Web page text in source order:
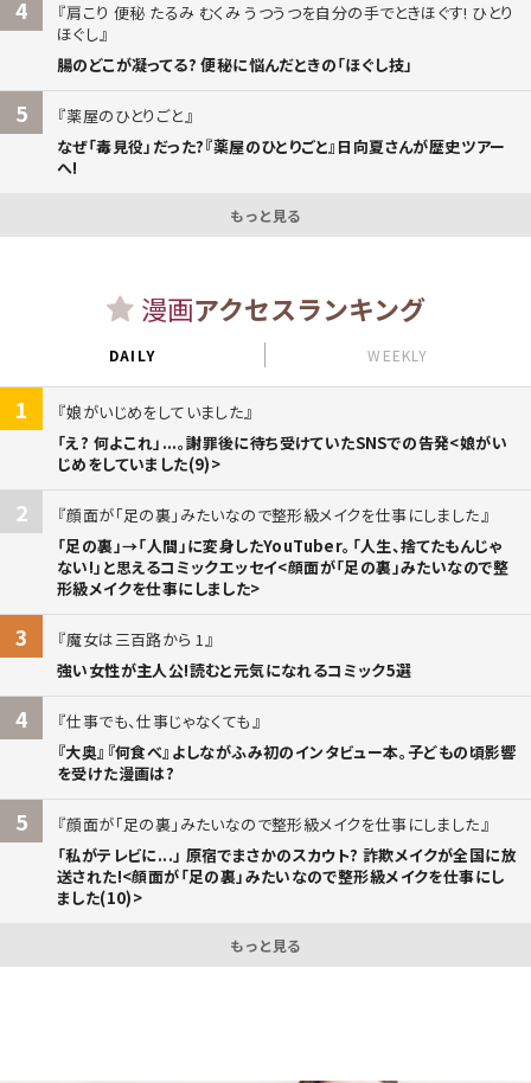
4
肩こり 便秘 たるみ むくみ うつうつを自分の手でときほぐす! ひとり
ほぐし
腸のどこが凝ってる? 便秘に悩んだときの「ほぐし技」
5
薬屋のひとりごと
なぜ「毒見役」だった?『薬屋のひとりごと』日向夏さんが歴史ツアー
へ!
もっと見る
漫画アクセスランキング
DAILY WEEKLY
1
娘がいじめをしていました
「え? 何よこれ」...。謝罪後に待ち受けていたSNSでの告発<娘がい
じめをしていました(9)>
2
顔面が「足の裏」みたいなので整形級メイクを仕事にしました
「足の裏」→「人間」に変身したYouTuber。「人生、捨てたもんじゃ
ない!」と思えるコミックエッセイ<顔面が「足の裏」みたいなので整
形級メイクを仕事にしました>
3
魔女は三百路から 1
強い女性が主人公!読むと元気になれるコミック5選
4
仕事でも、仕事じゃなくても
『大奥』『何食べ』よしながふみ初のインタビュー本。子どもの頃影響
を受けた漫画は?
5
顔面が「足の裏」みたいなので整形級メイクを仕事にしました
「私がテレビに...」 原宿でまさかのスカウト? 詐欺メイクが全国に放
送された!<顔面が「足の裏」みたいなので整形級メイクを仕事にし
ました(10)>
もっと見る